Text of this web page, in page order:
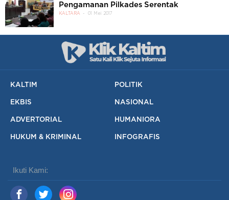
Pengamanan Pilkades Serentak
KALTARA 01 Mei 2017
KALTIM POLITIK
EKBIS NASIONAL
ADVERTORIAL HUMANIORA
HUKUM & KRIMINAL INFOGRAFIS
Ikuti Kami: